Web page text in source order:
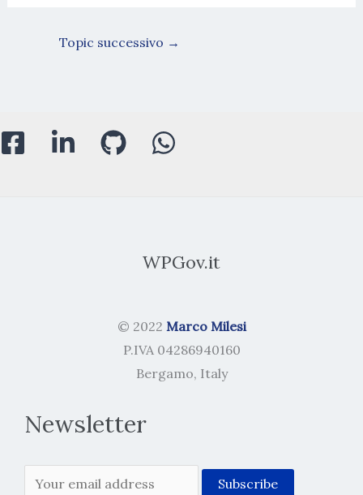
Topic successivo →
WPGov.it
© 2022 Marco Milesi
P.IVA 04286940160
Bergamo, Italy
Newsletter